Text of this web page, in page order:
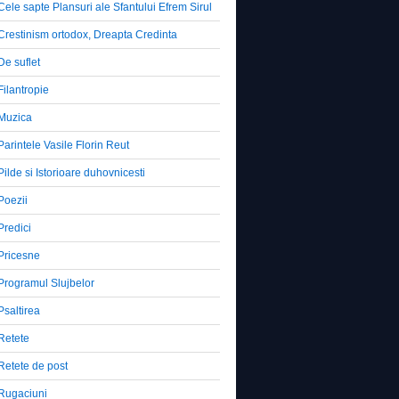
sapte Plansuri ale Sfantului Efrem Sirul
ortodox, Dreapta Credinta
suflet
Vasile Florin Reut
si Istorioare duhovnicesti
Slujbelor
de post